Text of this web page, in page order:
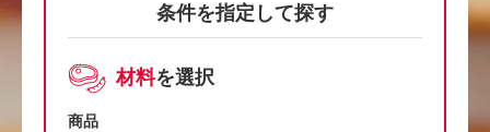
条件を指定して探す
材料を選択
商品